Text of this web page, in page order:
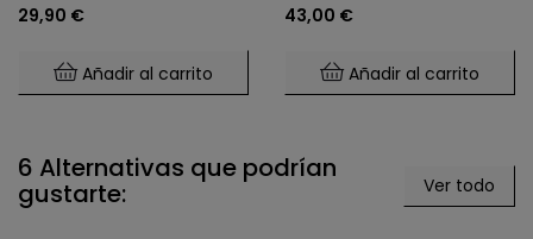
29,90 €
Añadir al carrito
43,00 €
Añadir al carrito
6 Alternativas que podrían
gustarte: Ver todo